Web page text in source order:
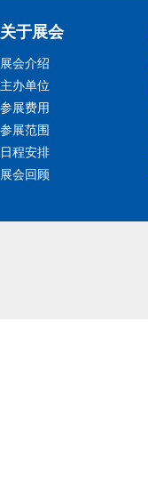
关于展会
展会介绍
主办单位
参展费用
参展范围
日程安排
展会回顾